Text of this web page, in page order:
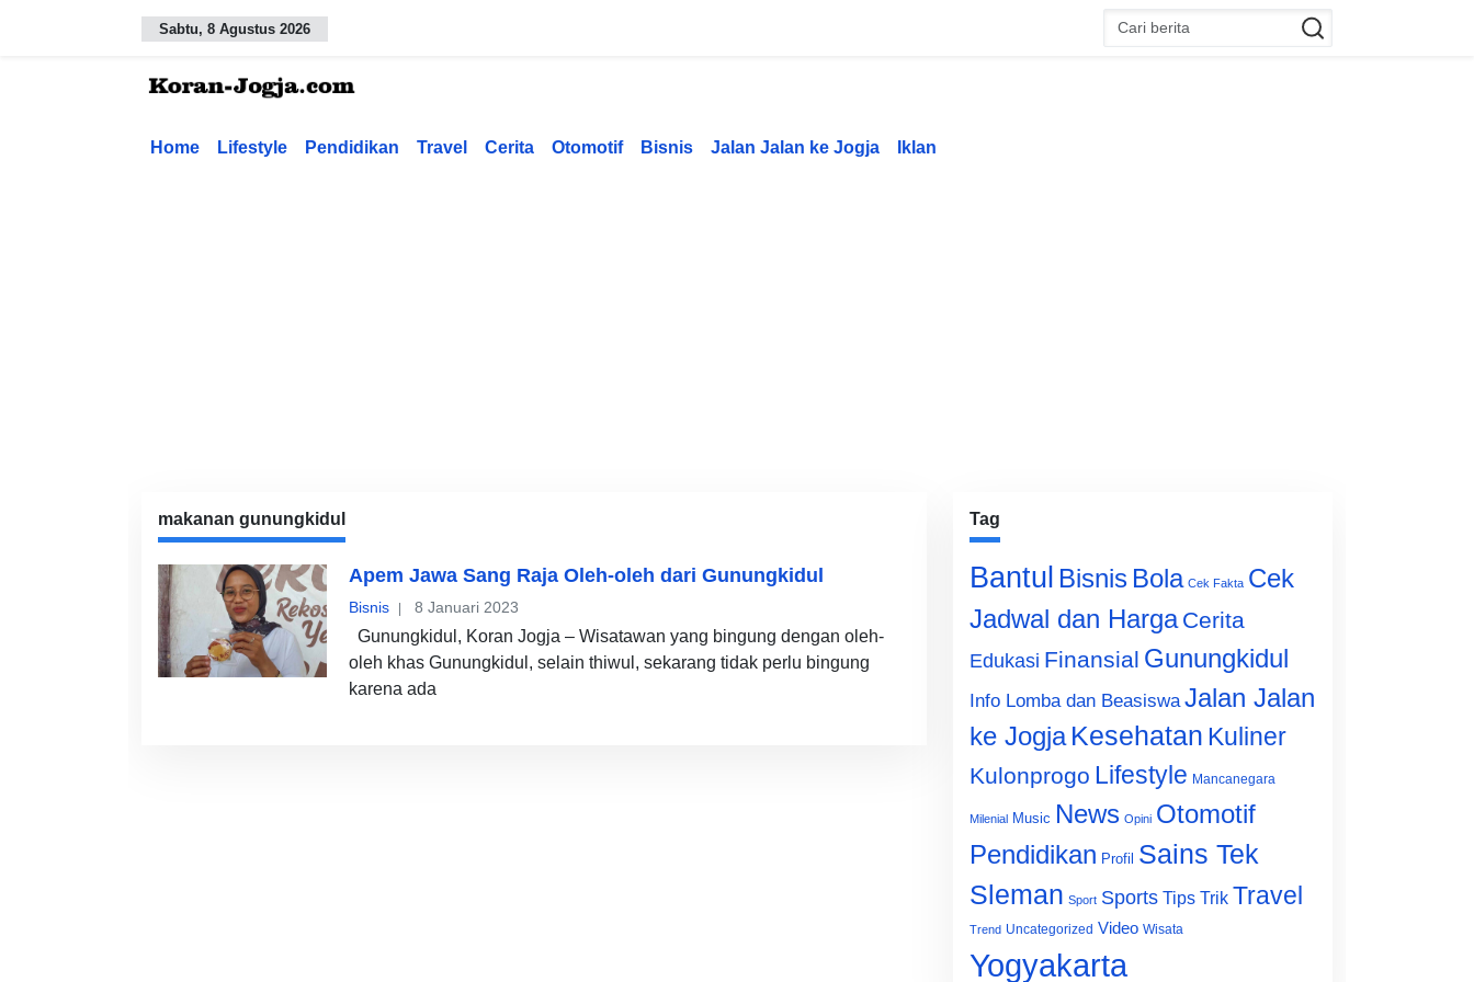
Sabtu, 8 Agustus 2026
Home Lifestyle Pendidikan Travel Cerita Otomotif Bisnis Jalan Jalan ke Jogja Iklan
makanan gunungkidul
Apem Jawa Sang Raja Oleh-oleh dari Gunungkidul
Bisnis 8 Januari 2023
Gunungkidul, Koran Jogja – Wisatawan yang bingung dengan oleh-
oleh khas Gunungkidul, selain thiwul, sekarang tidak perlu bingung
karena ada
Tag
Bantul Bisnis Bola Cek Fakta Cek
Jadwal dan Harga Cerita
Edukasi Finansial Gunungkidul
Info Lomba dan Beasiswa Jalan Jalan
ke Jogja Kesehatan Kuliner
Kulonprogo Lifestyle Mancanegara
Milenial Music News Opini Otomotif
Pendidikan Profil Sains Tek
Sleman Sport Sports Tips Trik Travel
Trend Uncategorized Video Wisata
Yogyakarta